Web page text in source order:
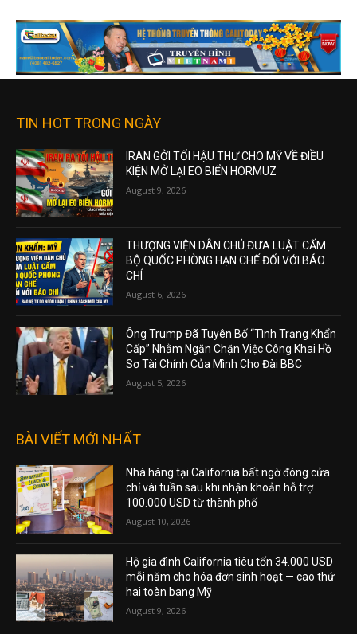
TIN HOT TRONG NGÀY
IRAN GỞI TỐI HẬU THƯ CHO MỸ VỀ ĐIỀU
KIỆN MỞ LẠI EO BIỂN HORMUZ
August 9, 2026
THƯỢNG VIỆN DÂN CHỦ ĐƯA LUẬT CẤM
BỘ QUỐC PHÒNG HẠN CHẾ ĐỐI VỚI BÁO
CHÍ
August 6, 2026
Ông Trump Đã Tuyên Bố “Tình Trạng Khẩn
Cấp” Nhằm Ngăn Chặn Việc Công Khai Hồ
Sơ Tài Chính Của Mình Cho Đài BBC
August 5, 2026
BÀI VIẾT MỚI NHẤT
Nhà hàng tại California bất ngờ đóng cửa
chỉ vài tuần sau khi nhận khoản hỗ trợ
100.000 USD từ thành phố
August 10, 2026
Hộ gia đình California tiêu tốn 34.000 USD
mỗi năm cho hóa đơn sinh hoạt — cao thứ
hai toàn bang Mỹ
August 9, 2026